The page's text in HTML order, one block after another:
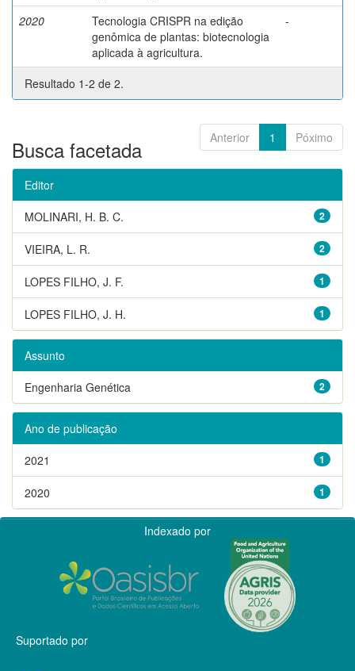
2020
Tecnologia CRISPR na edição
genômica de plantas: biotecnologia
aplicada à agricultura.
-
Resultado 1-2 de 2.
Anterior 1 Póximo
Busca facetada
Editor
2
MOLINARI, H. B. C.
2
VIEIRA, L. R.
1
LOPES FILHO, J. F.
1
LOPES FILHO, J. H.
Assunto
2
Engenharia Genética
Ano de publicação
1
2021
1
2020
Indexado por
Suportado por